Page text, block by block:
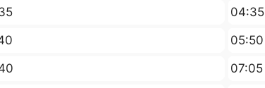
04:35
05:50
07:05